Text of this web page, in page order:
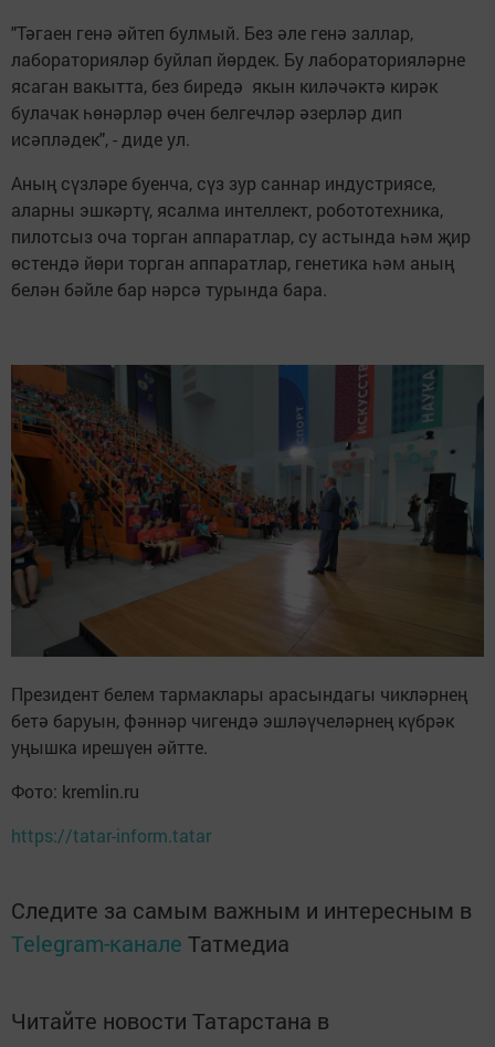
"Тәгаен генә әйтеп булмый. Без әле генә заллар,
лабораторияләр буйлап йөрдек. Бу лабораторияләрне
ясаган вакытта, без биредә якын киләчәктә кирәк
булачак һөнәрләр өчен белгечләр әзерләр дип
исәпләдек", - диде ул.
Аның сүзләре буенча, сүз зур саннар индустриясе,
аларны эшкәртү, ясалма интеллект, робототехника,
пилотсыз оча торган аппаратлар, су астында һәм җир
өстендә йөри торган аппаратлар, генетика һәм аның
белән бәйле бар нәрсә турында бара.
Президент белем тармаклары арасындагы чикләрнең
бетә баруын, фәннәр чигендә эшләүчеләрнең күбрәк
уңышка ирешүен әйтте.
Фото: kremlin.ru
https://tatar-inform.tatar
Следите за самым важным и интересным в
Telegram-канале Татмедиа
Читайте новости Татарстана в